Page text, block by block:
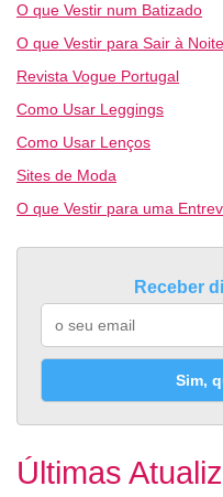
O que Vestir num Batizado
O que Vestir para Sair à Noite
Revista Vogue Portugal
Como Usar Leggings
Como Usar Lenços
Sites de Moda
O que Vestir para uma
Receber
Sim,
Últimas